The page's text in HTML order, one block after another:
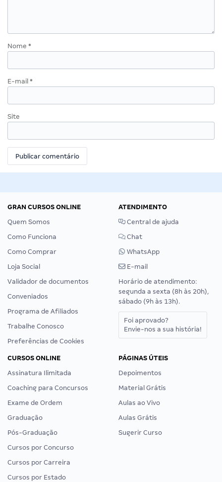
Nome *
E-mail *
Site
GRAN CURSOS ONLINE
Quem Somos
Como Funciona
Como Comprar
Loja Social
Validador de documentos
Conveniados
Programa de Afiliados
Trabalhe Conosco
Preferências de Cookies
ATENDIMENTO
Central de ajuda
Chat
WhatsApp
E-mail
Horário de atendimento:
segunda a sexta (8h às 20h),
sábado (9h às 13h).
Foi aprovado?
Envie-nos a sua história!
CURSOS ONLINE
Assinatura Ilimitada
Coaching para Concursos
Exame de Ordem
Graduação
Pós-Graduação
Cursos por Concurso
Cursos por Carreira
Cursos por Estado
PÁGINAS ÚTEIS
Depoimentos
Material Grátis
Aulas ao Vivo
Aulas Grátis
Sugerir Curso